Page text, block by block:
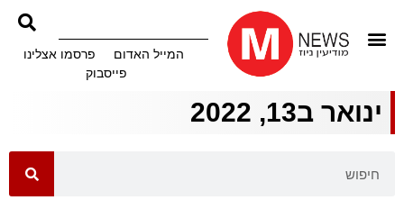
המייל האדום
פרסמו אצלינו
פייסבוק
ינואר ב13, 2022